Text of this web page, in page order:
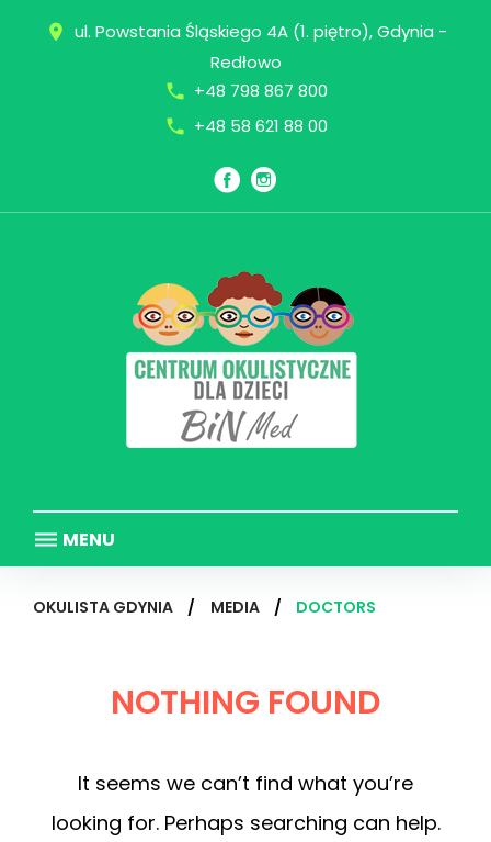
place ul. Powstania Śląskiego 4A (1. piętro), Gdynia -
Redłowo
call +48 798 867 800
call +48 58 621 88 00
Facebook
Instagram
MENU
OKULISTA GDYNIA / MEDIA / DOCTORS
NOTHING FOUND
It seems we can’t find what you’re
looking for. Perhaps searching can help.